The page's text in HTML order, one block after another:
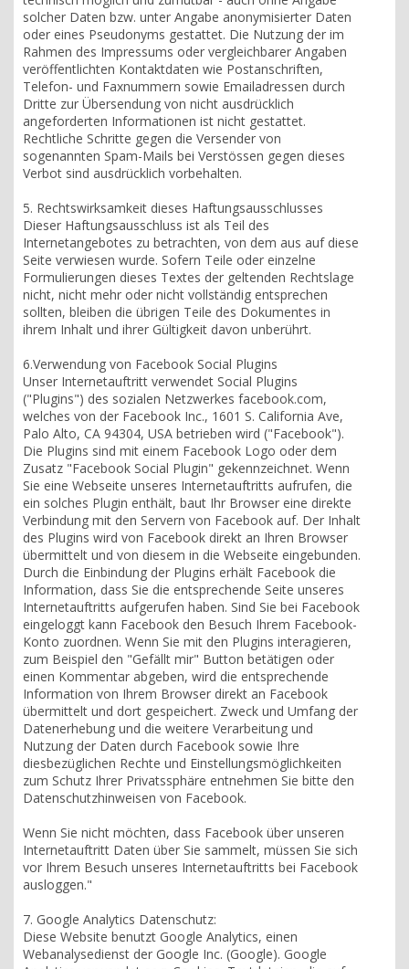
solcher Daten bzw. unter Angabe anonymisierter Daten
oder eines Pseudonyms gestattet. Die Nutzung der im
Rahmen des Impressums oder vergleichbarer Angaben
veröffentlichten Kontaktdaten wie Postanschriften,
Telefon- und Faxnummern sowie Emailadressen durch
Dritte zur Übersendung von nicht ausdrücklich
angeforderten Informationen ist nicht gestattet.
Rechtliche Schritte gegen die Versender von
sogenannten Spam-Mails bei Verstössen gegen dieses
Verbot sind ausdrücklich vorbehalten.
5. Rechtswirksamkeit dieses Haftungsausschlusses
Dieser Haftungsausschluss ist als Teil des
Internetangebotes zu betrachten, von dem aus auf diese
Seite verwiesen wurde. Sofern Teile oder einzelne
Formulierungen dieses Textes der geltenden Rechtslage
nicht, nicht mehr oder nicht vollständig entsprechen
sollten, bleiben die übrigen Teile des Dokumentes in
ihrem Inhalt und ihrer Gültigkeit davon unberührt.
6.Verwendung von Facebook Social Plugins
Unser Internetauftritt verwendet Social Plugins
("Plugins") des sozialen Netzwerkes facebook.com,
welches von der Facebook Inc., 1601 S. California Ave,
Palo Alto, CA 94304, USA betrieben wird ("Facebook").
Die Plugins sind mit einem Facebook Logo oder dem
Zusatz "Facebook Social Plugin" gekennzeichnet. Wenn
Sie eine Webseite unseres Internetauftritts aufrufen, die
ein solches Plugin enthält, baut Ihr Browser eine direkte
Verbindung mit den Servern von Facebook auf. Der Inhalt
des Plugins wird von Facebook direkt an Ihren Browser
übermittelt und von diesem in die Webseite eingebunden.
Durch die Einbindung der Plugins erhält Facebook die
Information, dass Sie die entsprechende Seite unseres
Internetauftritts aufgerufen haben. Sind Sie bei Facebook
eingeloggt kann Facebook den Besuch Ihrem Facebook-
Konto zuordnen. Wenn Sie mit den Plugins interagieren,
zum Beispiel den "Gefällt mir" Button betätigen oder
einen Kommentar abgeben, wird die entsprechende
Information von Ihrem Browser direkt an Facebook
übermittelt und dort gespeichert. Zweck und Umfang der
Datenerhebung und die weitere Verarbeitung und
Nutzung der Daten durch Facebook sowie Ihre
diesbezüglichen Rechte und Einstellungsmöglichkeiten
zum Schutz Ihrer Privatssphäre entnehmen Sie bitte den
Datenschutzhinweisen von Facebook.
Wenn Sie nicht möchten, dass Facebook über unseren
Internetauftritt Daten über Sie sammelt, müssen Sie sich
vor Ihrem Besuch unseres Internetauftritts bei Facebook
ausloggen."
7. Google Analytics Datenschutz:
Diese Website benutzt Google Analytics, einen
Webanalysedienst der Google Inc. (Google). Google